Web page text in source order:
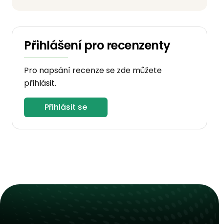
Přihlášení pro recenzenty
Pro napsání recenze se zde můžete
přihlásit.
Přihlásit se